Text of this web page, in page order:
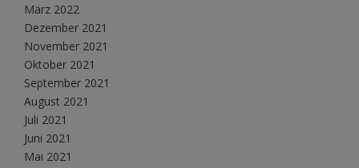
März 2022
Dezember 2021
November 2021
Oktober 2021
September 2021
August 2021
Juli 2021
Juni 2021
Mai 2021